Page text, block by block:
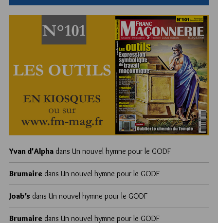
Yvan d'Alpha dans Un nouvel hymne pour le GODF
Brumaire dans Un nouvel hymne pour le GODF
Joab’s dans Un nouvel hymne pour le GODF
Brumaire dans Un nouvel hymne pour le GODF